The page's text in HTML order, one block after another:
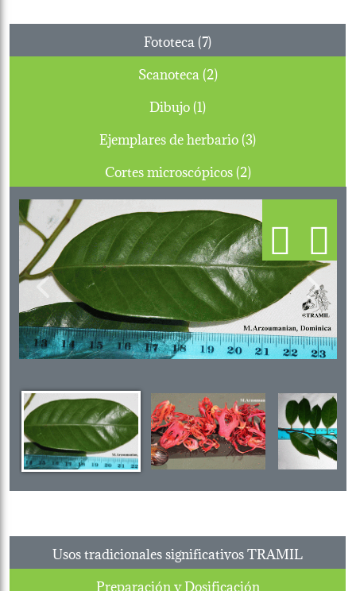
Fototeca (7)
Scanoteca (2)
Dibujo (1)
Ejemplares de herbario (3)
Cortes microscópicos (2)
Previous Next
Usos tradicionales significativos TRAMIL
Preparación y Dosificación